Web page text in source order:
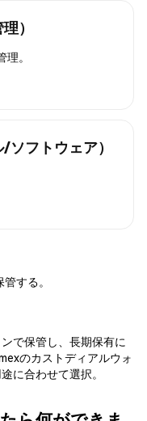
）
。
フトウェア）
する。
で保管し、長期保有に
のカストディアルウォ
に合わせて選択。